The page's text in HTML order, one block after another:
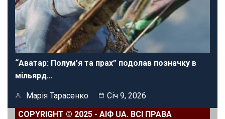
“Аватар: Полум’я та прах” подолав позначку в
мільярд…
Марія Тарасенко
Січ 9, 2026
COPYRIGHT © 2025 - АІФ UA. ВСІ ПРАВА